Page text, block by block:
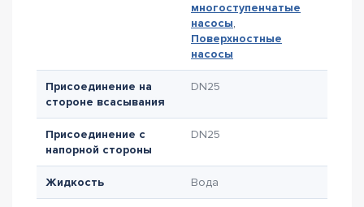
многоступенчатые
насосы,
Поверхностные
насосы
Присоединение на
стороне всасывания
DN25
Присоединение с
напорной стороны
DN25
Жидкость Вода